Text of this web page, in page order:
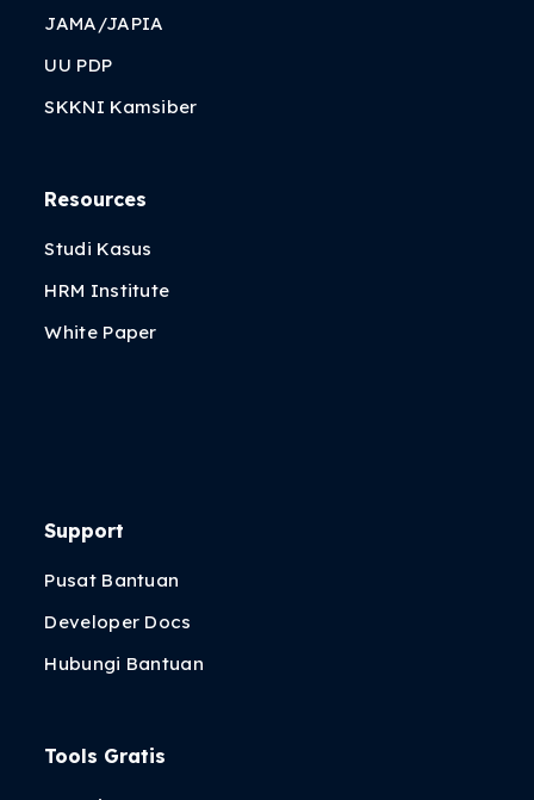
JAMA/JAPIA
UU PDP
SKKNI Kamsiber
Resources
Studi Kasus
HRM Institute
White Paper
Support
Pusat Bantuan
Developer Docs
Hubungi Bantuan
Tools Gratis